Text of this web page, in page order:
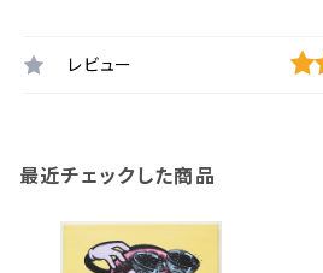
レビュー
最近チェックした商品